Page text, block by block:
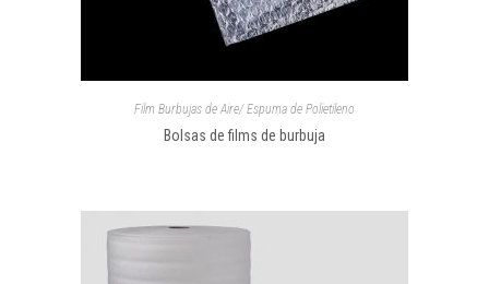
Film Burbujas de Aire/ Espuma de Polietileno
Bolsas de films de burbuja